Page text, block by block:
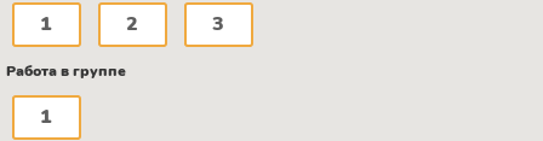
1 2 3
Работа в группе
1